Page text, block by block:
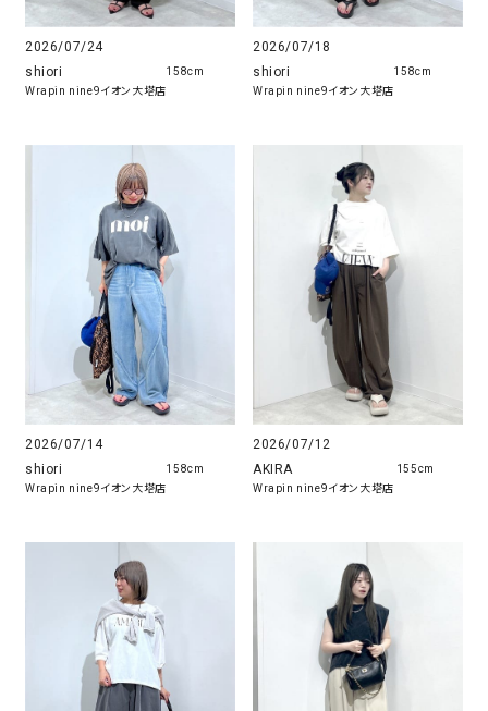
2026/07/24
shiori
Wrapin nine9イオン大塔店
158cm
2026/07/18
shiori
Wrapin nine9イオン大塔店
158cm
2026/07/14
shiori
Wrapin nine9イオン大塔店
158cm
2026/07/12
AKIRA
Wrapin nine9イオン大塔店
155cm